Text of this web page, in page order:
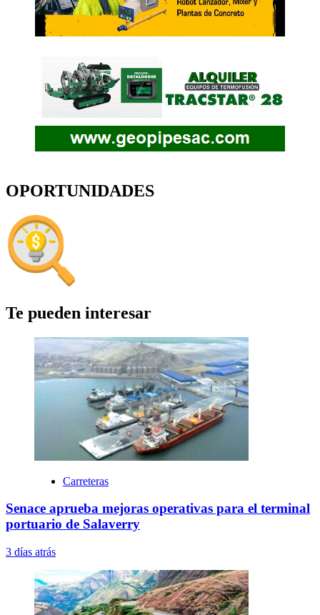
OPORTUNIDADES
Te pueden interesar
Carreteras
Senace aprueba mejoras operativas para el terminal
portuario de Salaverry
3 días atrás